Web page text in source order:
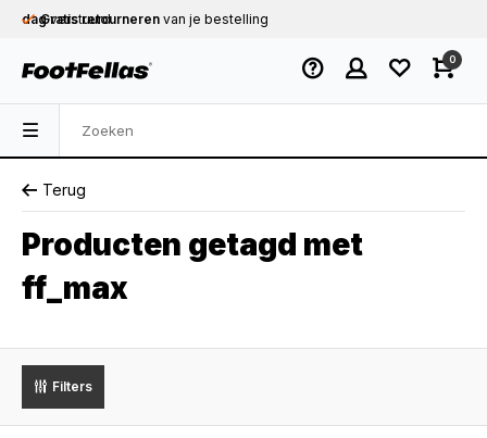
dagverstuurd
Gratis retourneren van je bestelling
dag verstuurd
0
Terug
Producten getagd met
ff_max
Filters